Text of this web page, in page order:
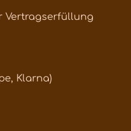
Vertragserfüllung
Klarna)